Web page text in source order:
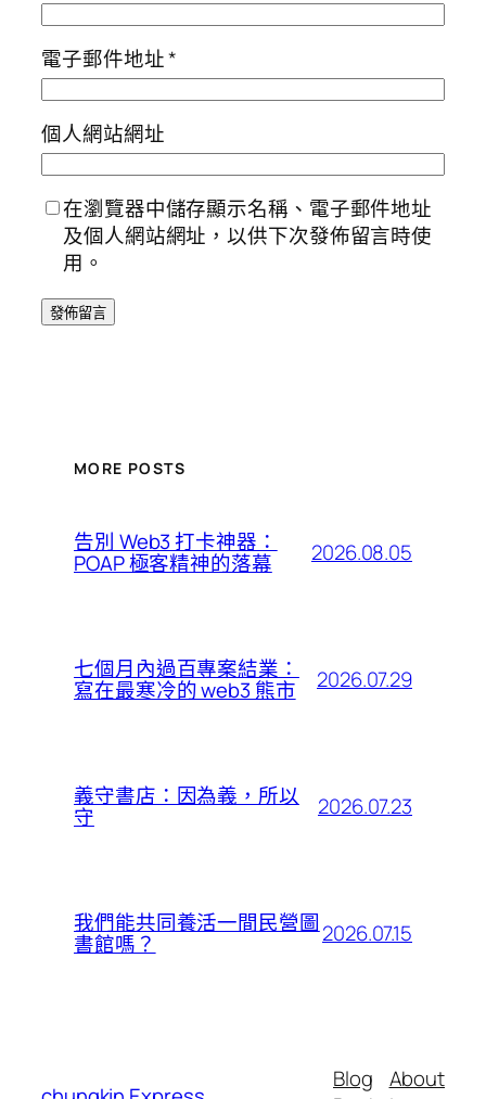
電子郵件地址*
個人網站網址
在瀏覽器中儲存顯示名稱、電子郵件地址
及個人網站網址，以供下次發佈留言時使
用。
MORE POSTS
告別 Web3 打卡神器：
POAP 極客精神的落幕 2026.08.05
七個月內過百專案結業：
寫在最寒冷的 web3 熊市 2026.07.29
義守書店：因為義，所以
守 2026.07.23
我們能共同養活一間民營圖
書館嗎？ 2026.07.15
Blog
About